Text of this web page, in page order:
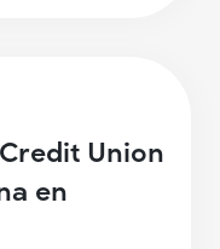
Union
en